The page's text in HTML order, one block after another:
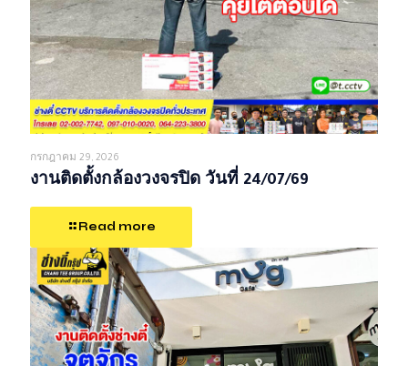
กรกฎาคม 29, 2026
งานติดตั้งกล้องวงจรปิด วันที่ 24/07/69
Read more